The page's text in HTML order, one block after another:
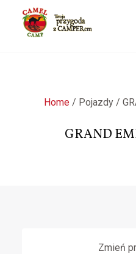
Home / Pojazdy /
GRAND
Zmień